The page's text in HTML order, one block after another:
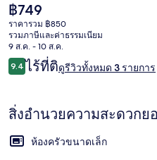
วิว
ทะเลสาบ
ราคา
ปัจจุบัน
฿749
฿749
ราคารวม ฿850
รวมภาษีและค่าธรรมเนียม
9 ส.ค. - 10 ส.ค.
รีวิว
9.49.4 จาก 10
ไร้ที่ติดูรีวิวทั้งหมด 3 รายการ
สิ่งอำนวยความสะดวกย
ห้องครัวขนาดเล็ก